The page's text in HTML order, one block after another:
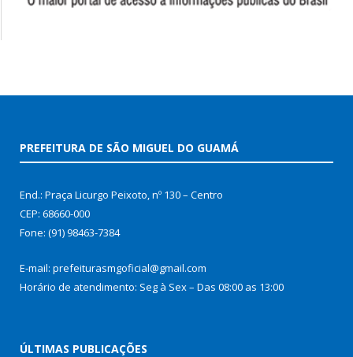
PREFEITURA DE SÃO MIGUEL DO GUAMÁ
End.: Praça Licurgo Peixoto, nº 130 – Centro
CEP: 68660-000
Fone: (91) 98463-7384
E-mail: prefeiturasmgoficial@gmail.com
Horário de atendimento: Seg à Sex – Das 08:00 as 13:00
ÚLTIMAS PUBLICAÇÕES